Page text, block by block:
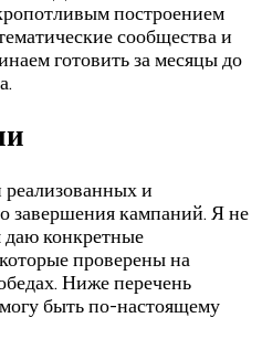
построением
сообщества и
готовить за месяцы до
и
завершения кампаний. Я не
даю конкретные
проверены на
Ниже перечень
быть по-настоящему